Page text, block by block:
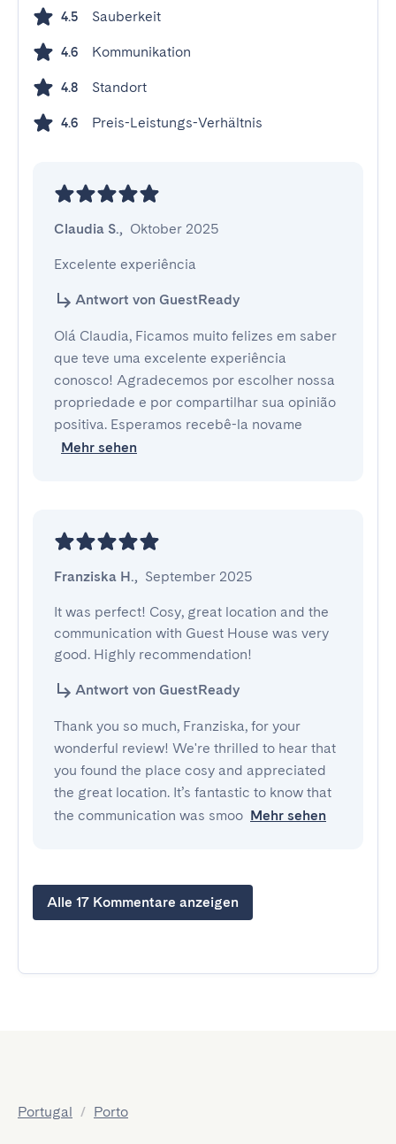
4.5 Sauberkeit
4.6 Kommunikation
4.8 Standort
4.6 Preis-Leistungs-Verhältnis
Claudia S., Oktober 2025
Excelente experiência
Antwort von GuestReady
Olá Claudia, Ficamos muito felizes em saber
que teve uma excelente experiência
conosco! Agradecemos por escolher nossa
propriedade e por compartilhar sua opinião
positiva. Esperamos recebê-la novame
Mehr sehen
Franziska H., September 2025
It was perfect! Cosy, great location and the
communication with Guest House was very
good. Highly recommendation!
Antwort von GuestReady
Thank you so much, Franziska, for your
wonderful review! We're thrilled to hear that
you found the place cosy and appreciated
the great location. It’s fantastic to know that
the communication was smoo Mehr sehen
Alle 17 Kommentare anzeigen
Portugal / Porto